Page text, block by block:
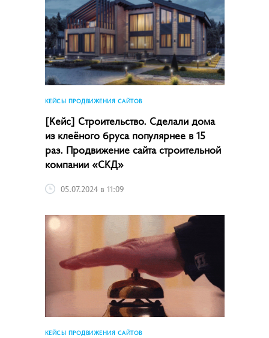
КЕЙСЫ ПРОДВИЖЕНИЯ САЙТОВ
[Кейс] Строительство. Сделали дома
из клеёного бруса популярнее в 15
раз. Продвижение сайта строительной
компании «СКД»
05.07.2024 в 11:09
КЕЙСЫ ПРОДВИЖЕНИЯ САЙТОВ